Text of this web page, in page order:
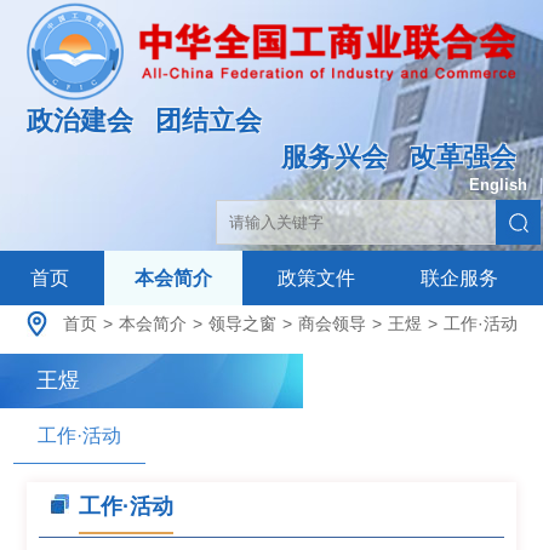
政治建会
团结立会
服务兴会 改革强会
English |
首页 本会简介 政策文件 联企服务
首页 > 本会简介 > 领导之窗 > 商会领导 > 王煜 > 工作·活动
王煜
工作·活动
工作·活动